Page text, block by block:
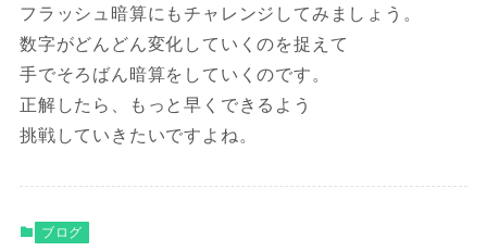
フラッシュ暗算にもチャレンジしてみましょう。
数字がどんどん変化していくのを捉えて
手でそろばん暗算をしていくのです。
正解したら、もっと早くできるよう
挑戦していきたいですよね。
ブログ